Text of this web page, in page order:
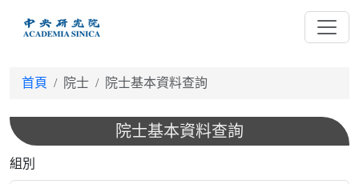
首頁 院士 院士基本資料查詢
院士基本資料查詢
組別